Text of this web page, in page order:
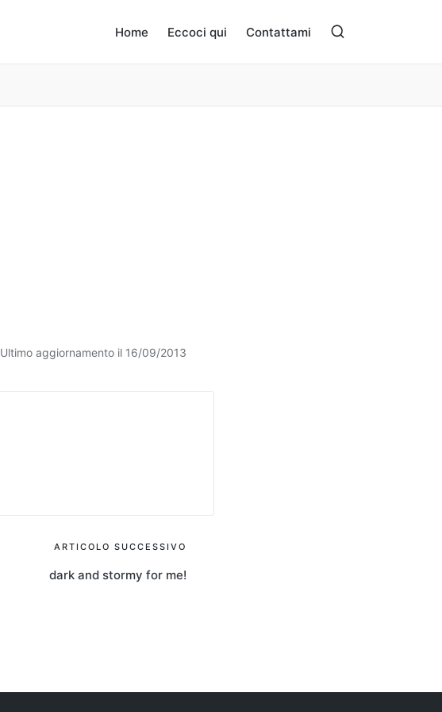
Home Eccoci qui Contattami
Ultimo aggiornamento il 16/09/2013
ARTICOLO SUCCESSIVO
dark and stormy for me!